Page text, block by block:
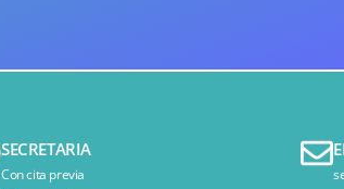
SECRETARIA
Con cita previa